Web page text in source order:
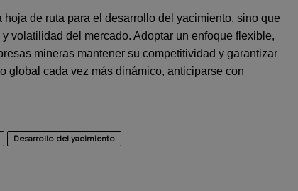
de ruta para el desarrollo del yacimiento, sino que
volatilidad del mercado. Adoptar un enfoque flexible,
mineras mantener su competitividad y garantizar
global cada vez más dinámico, anticiparse con
Desarrollo del yacimiento